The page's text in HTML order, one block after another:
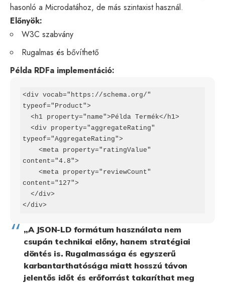
hasonló a Microdatához, de más szintaxist használ.
Előnyök:
W3C szabvány
Rugalmas és bővíthető
Példa RDFa implementáció:
<div vocab="https://schema.org/"
typeof="Product">
typeof="AggregateRating">
content="4.8">
content="127">
</div>
„A JSON-LD formátum használata nem
csupán technikai előny, hanem stratégiai
döntés is. Rugalmassága és egyszerű
karbantarthatósága miatt hosszú távon
jelentős időt és erőforrást takaríthat meg